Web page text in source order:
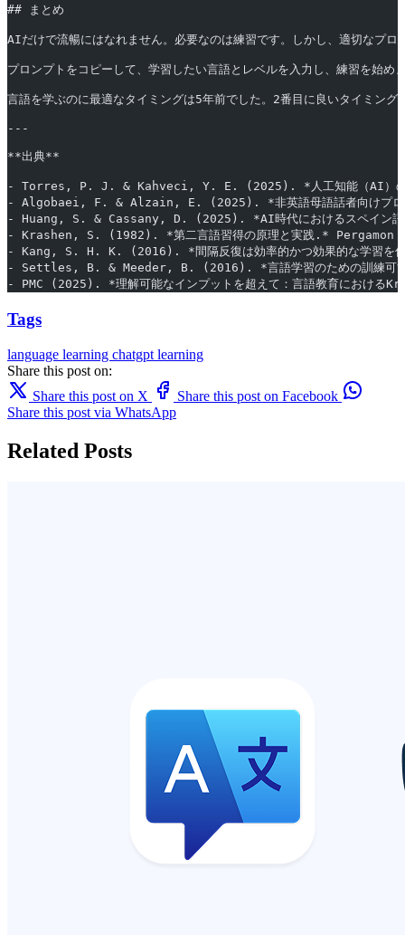
## まとめ
AIだけで流暢にはなれません。必要なのは練習です。しかし、適切なプ
プロンプトをコピーして、学習したい言語とレベルを入力し、練習を始め
言語を学ぶのに最適なタイミングは5年前でした。2番目に良いタイミング
---
**出典**
- Torres, P. J. & Kahveci, Y. E. (2025). *人工知能（AI）
- Algobaei, F. & Alzain, E. (2025). *非英語母語話者向けプロ
- Huang, S. & Cassany, D. (2025). *AI時代におけるスペ
- Krashen, S. (1982). *第二言語習得の原理と実践.* Pergamon
- Kang, S. H. K. (2016). *間隔反復は効率的かつ効果的な学
- Settles, B. & Meeder, B. (2016). *言語学習のための訓練
- PMC (2025). *理解可能なインプットを超えて：言語教育にお
Tags
language learning chatgpt learning
Share this post on:
Share this post on X
Share this post on Facebook
Share this post via WhatsApp
Related Posts